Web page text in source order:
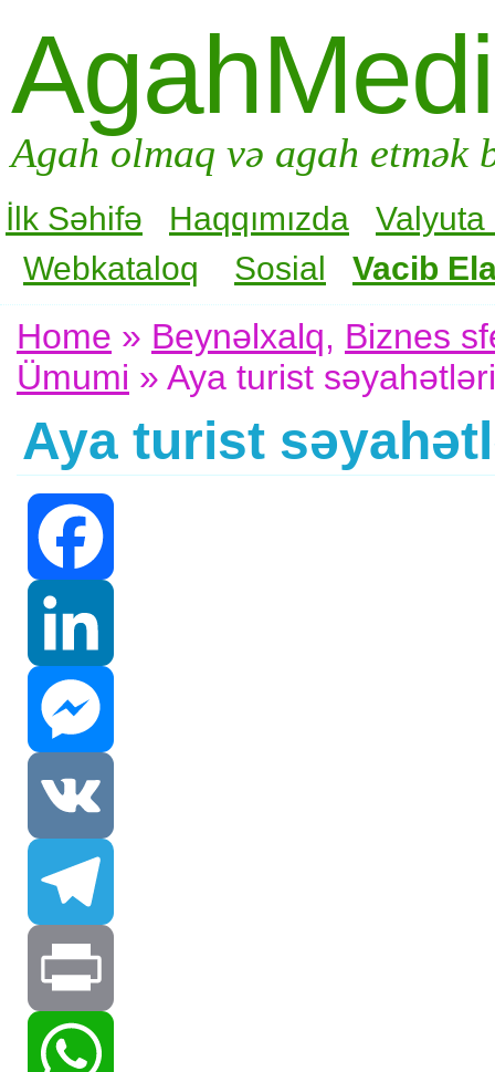
Agah olmaq və agah
İlk Səhifə Haqqımızda
Valyuta
Webkataloq
Sosial Vacib
Home » Beynəlxalq, Biznes
Ümumi » Aya turist
Aya turist
Facebook
LinkedIn
Messenger
VK
Telegram
Print